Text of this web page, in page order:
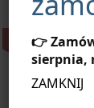
BRAK W
👉
sierpnia,
ZAMKNIJ